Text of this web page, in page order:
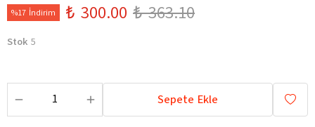
%17 İndirim ₺ 300.00 ₺ 363.10
Stok 5
Sepete Ekle